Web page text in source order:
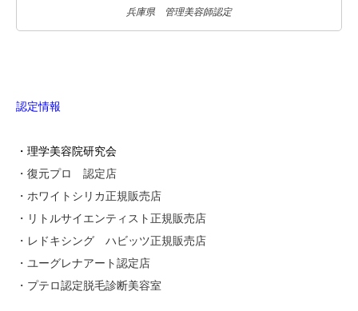
兵庫県 管理美容師認定
認定情報
・理学美容院研究会
・復元プロ 認定店
・ホワイトシリカ正規販売店
・リトルサイエンティスト正規販売店
・レドキシング ハビッツ正規販売店
・ユーグレナアート認定店
・プテロ認定脱毛診断美容室